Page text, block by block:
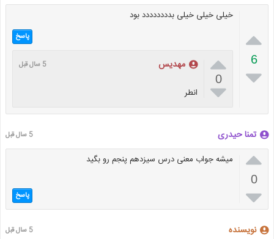

6

خیلی خیلی خیلی بدددددددد بود
پاسخ

0

مهدیس 5 سال قبل
انطر
تمنا حیدری 5 سال قبل

0

میشه جواب معنی درس سیزدهم پنجم رو بگید
پاسخ
نویسنده 5 سال قبل